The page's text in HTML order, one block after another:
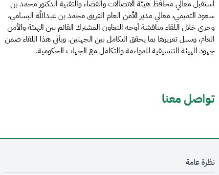
استقبل معالي محافظ هيئة الاتصالات والفضاء والتقنية الدكتور محمد بن
سعود التميمي، معالي مدير الأمن العام الفريق محمد بن عبدالله البسامي،
وجرى خلال اللقاء مناقشة أوجه التعاون المشترك القائم بين الهيئة والأمن
العام، وسبل تعزيزها بما يحقق التكامل بين الجهتين. ويأتي هذا اللقاء ضمن
جهود الهيئة التنسيقية للمواءمة والتكامل مع الجهات الحكومية.
تواصل معنا
نظرة عامة